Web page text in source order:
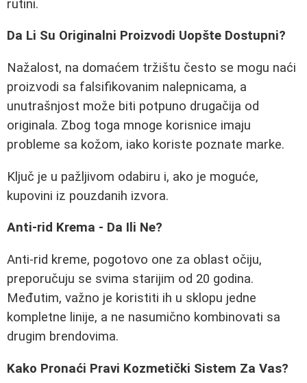
rutini.
Da Li Su Originalni Proizvodi Uopšte Dostupni?
Nažalost, na domaćem tržištu često se mogu naći
proizvodi sa falsifikovanim nalepnicama, a
unutrašnjost može biti potpuno drugačija od
originala. Zbog toga mnoge korisnice imaju
probleme sa kožom, iako koriste poznate marke.
Ključ je u pažljivom odabiru i, ako je moguće,
kupovini iz pouzdanih izvora.
Anti-rid Krema - Da Ili Ne?
Anti-rid kreme, pogotovo one za oblast očiju,
preporučuju se svima starijim od 20 godina.
Međutim, važno je koristiti ih u sklopu jedne
kompletne linije, a ne nasumično kombinovati sa
drugim brendovima.
Kako Pronaći Pravi Kozmetički Sistem Za Vas?